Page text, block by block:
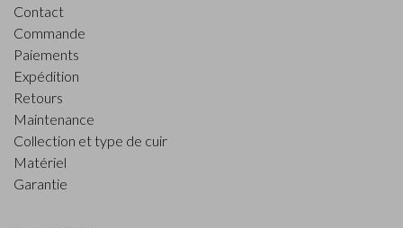
Contact
Commande
Paiements
Expédition
Retours
Maintenance
Collection et type de cuir
Matériel
Garantie